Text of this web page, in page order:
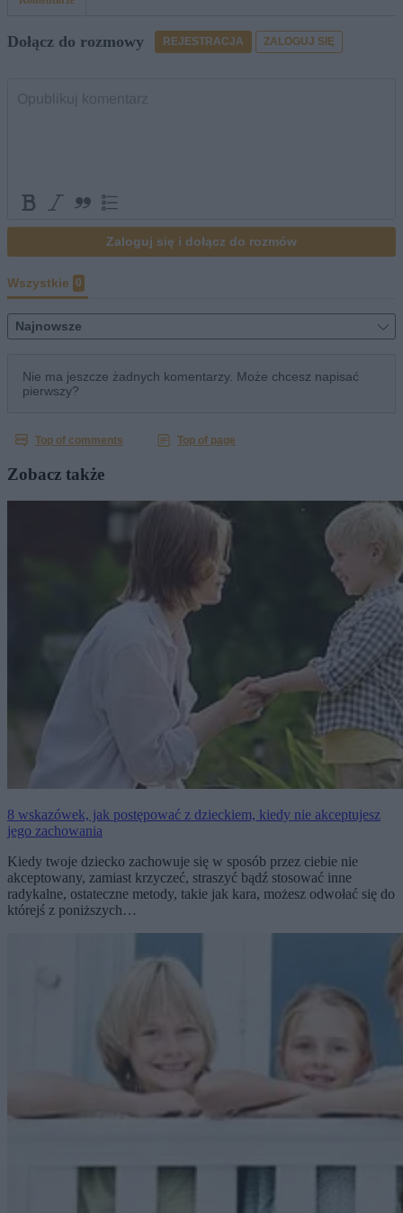
Zobacz także
8 wskazówek, jak postępować z dzieckiem, kiedy nie akceptujesz
jego zachowania
Kiedy twoje dziecko zachowuje się w sposób przez ciebie nie
akceptowany, zamiast krzyczeć, straszyć bądź stosować inne
radykalne, ostateczne metody, takie jak kara, możesz odwołać się do
którejś z poniższych…